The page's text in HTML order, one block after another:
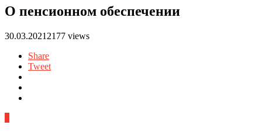
О пенсионном обеспечении
30.03.2021 2177 views
Share
Tweet